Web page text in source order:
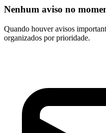
Nenhum aviso no
Quando houver avisos
organizados por prioridade.